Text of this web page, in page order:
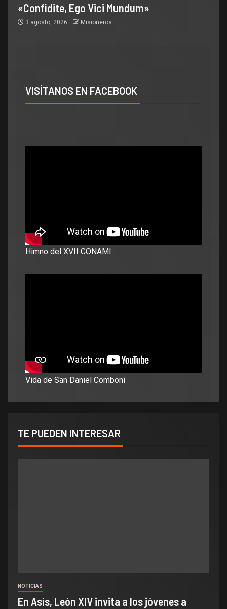
«Confidite, Ego Vici Mundum»
3 agosto, 2026 Misioneros
VISÍTANOS EN FACEBOOK
Himno del XVII CONAMI
Vida de San Daniel Comboni
TE PUEDEN INTERESAR
NOTICIAS
En Asís, León XIV invita a los jóvenes a